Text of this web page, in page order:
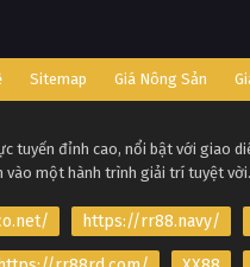
Sitemap Giá Nông Sản
tuyến đỉnh cao, nổi bật với giao
một hành trình giải trí tuyệt vời.
https://rr88.navy/